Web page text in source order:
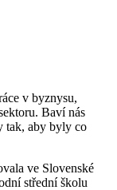
v byznysu,
Baví nás
tak, aby byly co
ve Slovenské
střední školu